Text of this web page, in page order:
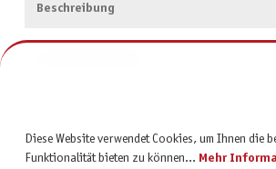
Beschreibung
Diese Website verwendet Cookies, um Ihnen die
Funktionalität bieten zu können... Mehr